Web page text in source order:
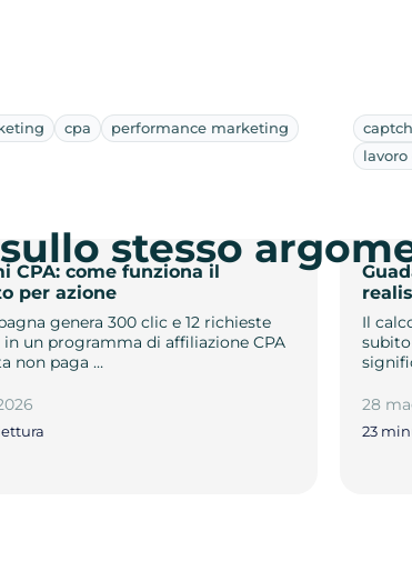
cpa
performance marketing
CPA: come funziona il
per azione
genera 300 clic e 12 richieste
un programma di affiliazione CPA
non paga …
Il
subito
28
23
stesso